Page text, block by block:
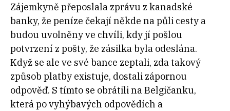
Zájemkyně přeposlala zprávu z kanadské
banky, že peníze čekají někde na půli cesty a
budou uvolněny ve chvíli, kdy jí pošlou
potvrzení z pošty, že zásilka byla odeslána.
Když se ale ve své bance zeptali, zda takový
způsob platby existuje, dostali zápornou
odpověď. S tímto se obrátili na Belgičanku,
která po vyhýbavých odpovědích a